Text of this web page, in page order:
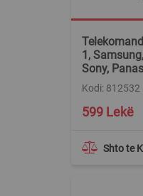
1,
Sony,
Kodi: 812532
Shto te
Special
Price
599 Lekë